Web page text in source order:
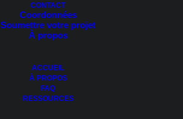
CONTACT
Coordonnées
Soumettre votre projet
À propos
ACCUEIL
À PROPOS
FAQ
RESSOURCES